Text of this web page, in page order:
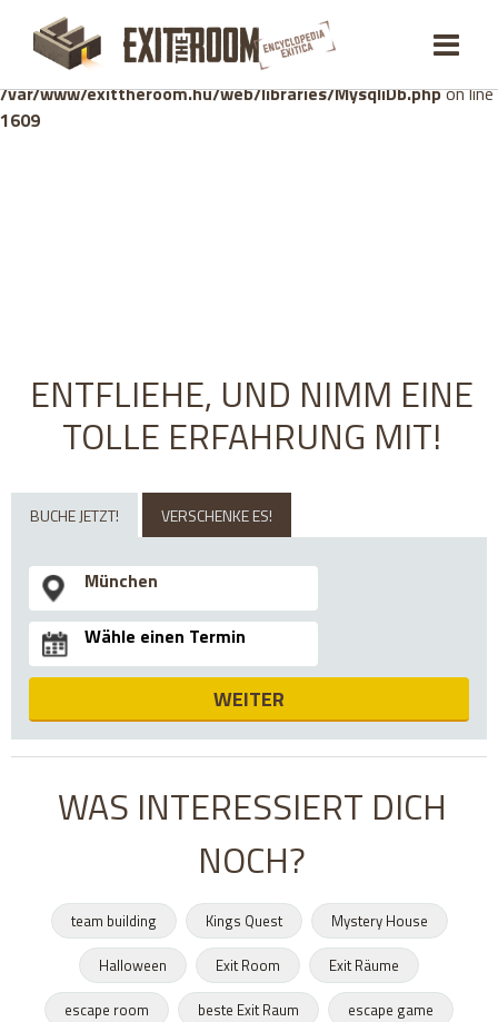
Warning: mysqli_stmt::bind_param(): Number of variables
doesn't match number of parameters in prepared statement in
/var/www/exittheroom.hu/web/libraries/MysqliDb.phpon line
1609
ENTFLIEHE, UND NIMM EINE
TOLLE ERFAHRUNG MIT!
BUCHE JETZT! VERSCHENKE ES!
WEITER
WAS INTERESSIERT DICH
NOCH?
team building Kings Quest
Mystery House
Halloween
Exit Room
Exit Räume
escape room
beste Exit Raum
escape game